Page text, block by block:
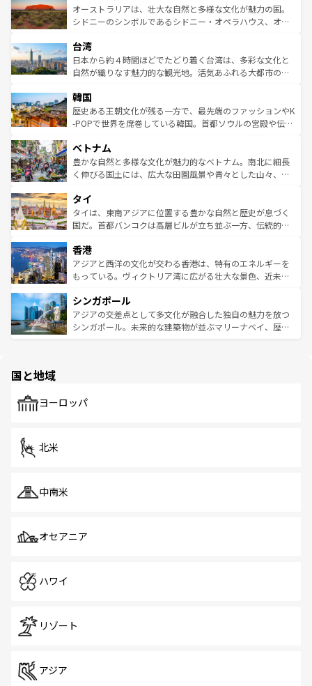
文化が魅力。旅行者はアメリカの各地域で異なる魅力を楽
しみながら、その多様性と豊かな歴史を感じることができ
ならではの贅沢な旅のスタイルだ。 なお、新着のアメリカ
情報はコンテンツ一覧を参照してほしい。
島だが、静かな自然を求めるならマウイ島やカウアイ島が
おすすめ。エメラルドグリーンに輝く海をはじめ、豊かな
れるおもてなしの心で訪れる人々を迎えてくれるハワイの
人々、おいしいローカルフードやハワイアンミュージッ
ク、伝統的なフラダンスなど、すべてがハワイの魅力を彩
ワイを、存分に味わってほしい。 なお、新着のハワイ情報
はコンテンツ一覧を参照してほしい。
オーストラリアは、壮大な自然と多様な文化が魅力の国。
シドニーのシンボルであるシドニー・オペラハウス、オー
リアリーフや大陸中央部にそびえるウルル（エアーズロッ
ク）、タスマニアの美しい原生林やケアンズの熱帯雨林な
ど、見どころがたくさん。また、カフェやワイン、オージ
いる。アクティビティも充実しており、サーフィンやダイ
ビング、ハイキングなど、アウトドア好きにはたまらな
い。オーストラリアの多彩な魅力を存分に味わいつくそ
参照してほしい。
台湾
日本から約４時間ほどでたどり着く台湾は、多彩な文化と
自然が織りなす魅力的な観光地。活気あふれる大都市の台
ン）、静ひつな山岳地帯である台湾東部など、都市の喧騒
と山間の静けさが共存しており、訪れる人に新しい発見と
驚きをもたらしてくれる。また、奥深い台湾の食文化も魅
容にもいいと評判のスイーツなど、バラエティ豊かな料理
が味わえる。 なお、新着の台湾情報は コンテンツ一覧を参
照してほしい。
韓国
歴史ある王朝文化が残る一方で、最先端のファッションやK
-POPで世界を席巻している韓国。首都ソウルの宮殿や伝統
き、地方に足を延ばせば四季折々の自然美を楽しむことが
できる。そして、キムチや焼肉、絶品のストリートフード
まで、さまざまな韓国料理が待っている。夜には、韓国な
リティに包まれながら、韓国の多彩な魅力を心ゆくまで味
わってみてほしい。 なお、新着の韓国情報はコンテンツ一
覧を参照してほしい。
ベトナム
豊かな自然と多様な文化が魅力的なベトナム。南北に細長
く伸びる国土には、広大な田園風景や青々とした山々、世
急速な発展と共に伝統が息づく。ハノイの古い町並みやホ
ーチミン市のフランス統治時代の建物も、独特の雰囲気を
醸し出している。また、バラエティの豊かさとおいしさで
とつ。フォーやバインミー、ベトナムコーヒーなどは、ぜ
ひ現地で味わいたい。どの地域を訪れてもあたたかい人々
が旅行者を迎えてくれるので、きっと忘れられない旅にな
参照してほしい。
タイ
タイは、東南アジアに位置する豊かな自然と歴史が息づく
国だ。首都バンコクは高層ビルが立ち並ぶ一方、伝統的な
の活気が交差している。北部ではチェンマイなどの山岳地
帯で自然と触れ合い、南部ではプーケットやクラビの美し
いビーチでリゾート気分を楽しむことができる。タイ料理
激する。気候は一年中温暖で、どの季節にも異なる楽しみ
が待っている。親しみやすいタイの人々、仏教を中心とし
た文化、そして多様な観光資源が、訪れる旅人を魅了し続
香港
アジアと西洋の文化が交わる香港は、特有のエネルギーを
もっている。ヴィクトリア湾に広がる壮大な景色、近未来
み、どこを訪れても感動するはず。観光スポットが密集し
ており、効率よく見どころを回れるのも魅力。息をのむよ
うな絶景から文化的な体験まで、香港を存分に楽しみ尽く
シンガポール
アジアの交差点として多文化が融合した独自の魅力を放つ
シンガポール。未来的な建築物が並ぶマリーナベイ、歴史
で、ホーカーズは地元の風情を楽しめる外せないスポット
国と地域
ヨーロッパ
北米
中南米
オセアニア
ハワイ
リゾート
アジア